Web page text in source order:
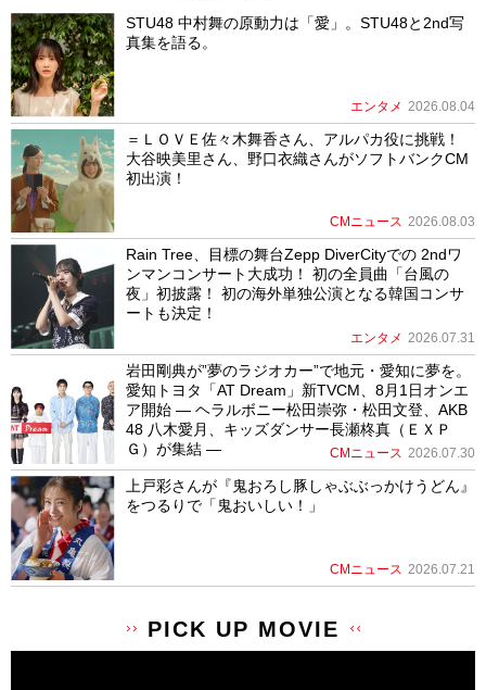
STU48 中村舞の原動力は「愛」。STU48と2nd写
真集を語る。
エンタメ 2026.08.04
＝ＬＯＶＥ佐々木舞香さん、アルパカ役に挑戦！
大谷映美里さん、野口衣織さんがソフトバンクCM
初出演！
CMニュース 2026.08.03
Rain Tree、目標の舞台Zepp DiverCityでの 2ndワ
ンマンコンサート大成功！ 初の全員曲「台風の
夜」初披露！ 初の海外単独公演となる韓国コンサ
ートも決定！
エンタメ 2026.07.31
岩田剛典が”夢のラジオカー”で地元・愛知に夢を。
愛知トヨタ「AT Dream」新TVCM、8月1日オンエ
ア開始 ― ヘラルボニー松田崇弥・松田文登、AKB
48 八木愛月、キッズダンサー長瀬柊真（ＥＸＰ
Ｇ）が集結 ―
CMニュース 2026.07.30
上戸彩さんが『鬼おろし豚しゃぶぶっかけうどん』
をつるりで「鬼おいしい！」
CMニュース 2026.07.21
PICK UP MOVIE